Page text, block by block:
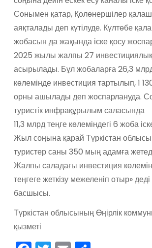
Сонымен қатар, Қолөнершілер
аяқталады деп күтілуде. Күлтөбе
жобасын да жақында іске қосу
2025 жылы жалпы 27
асырылады. Бұл жобаларға 26,3
көлемінде инвестиция тартылып, 1
орны ашылады деп жоспарлануда.
туристік инфрақұрылым саласында
11,3 млрд теңге көлеміндегі 6 жоба
Жыл соңына қарай Түркістан
туристер саны 350 мың адамға
Жалпы саладағы инвестиция
теңгеге жеткізу межеленіп отыр»
басшысы.
Түркістан облысының Өңірлік
қызметі